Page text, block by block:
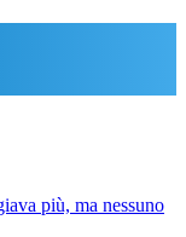
più, ma nessuno